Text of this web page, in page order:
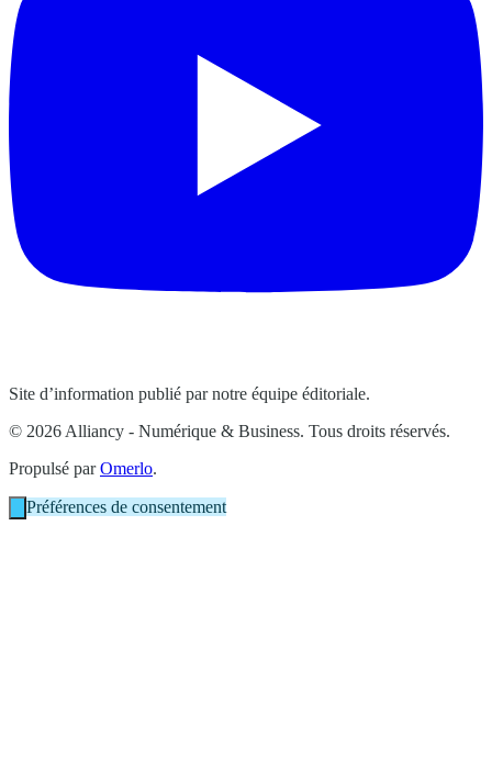
Site d’information publié par notre équipe éditoriale.
© 2026 Alliancy - Numérique & Business. Tous droits réservés.
Propulsé parOmerlo.
Préférences de consentement